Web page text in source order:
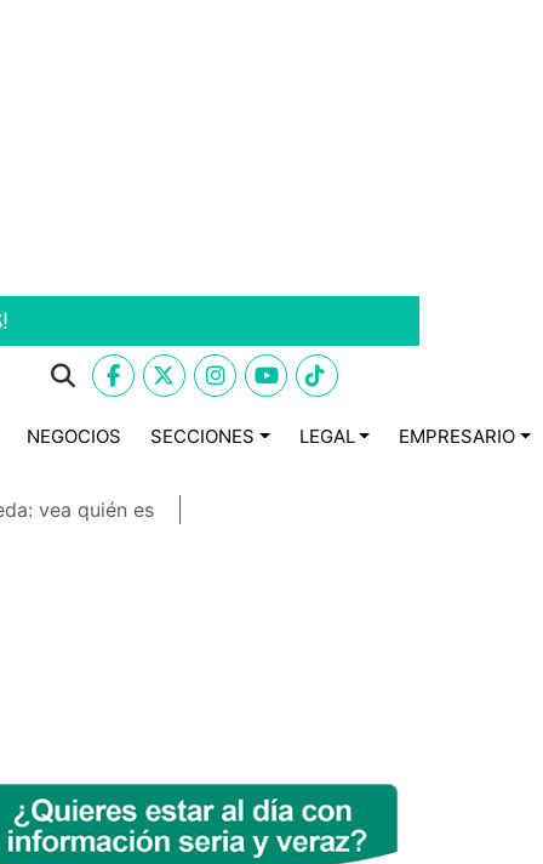
NEGOCIOS SECCIONES LEGAL EMPRESARIO
vea quién es